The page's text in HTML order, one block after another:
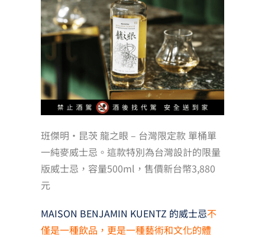
班傑明‧昆茨 龍之眼 – 台灣限定款 單桶單
一純麥威士忌。這款特別為台灣設計的限量
版威士忌，容量500ml，售價新台幣3,880
元
MAISON BENJAMIN KUENTZ 的威士忌不
僅是一種飲品，更是一種藝術和文化的體